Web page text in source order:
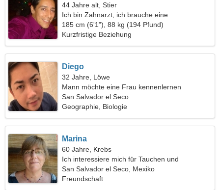
44 Jahre alt, Stier
Ich bin Zahnarzt, ich brauche eine
verführerische Frau
185 cm (6'1"), 88 kg (194 Pfund)
Kurzfristige Beziehung
Diego
32 Jahre, Löwe
Mann möchte eine Frau kennenlernen
San Salvador el Seco
Geographie, Biologie
Marina
60 Jahre, Krebs
Ich interessiere mich für Tauchen und
Geschichte
San Salvador el Seco, Mexiko
Freundschaft